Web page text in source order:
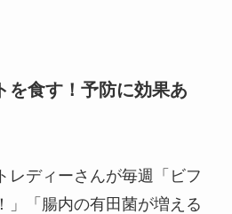
を食す！予防に効果あ
レディーさんが毎週「ビフ
」「腸内の有田菌が増える